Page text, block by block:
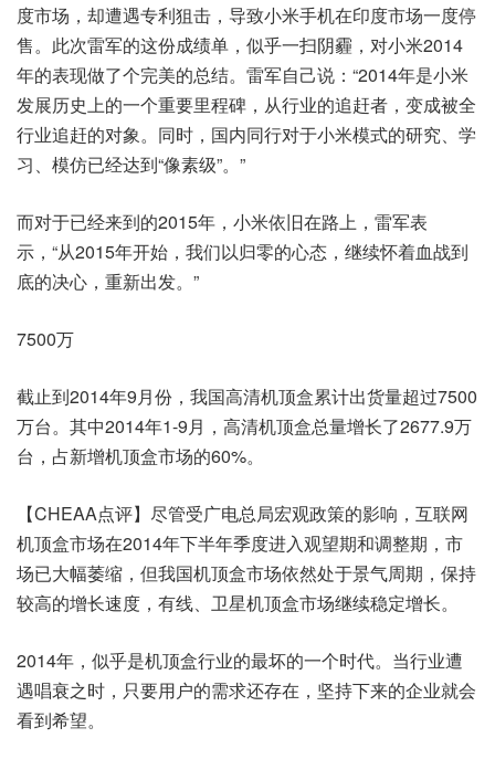
度市场，却遭遇专利狙击，导致小米手机在印度市场一度停
售。此次雷军的这份成绩单，似乎一扫阴霾，对小米2014
年的表现做了个完美的总结。雷军自己说：“2014年是小米
发展历史上的一个重要里程碑，从行业的追赶者，变成被全
行业追赶的对象。同时，国内同行对于小米模式的研究、学
习、模仿已经达到“像素级”。”
而对于已经来到的2015年，小米依旧在路上，雷军表
示，“从2015年开始，我们以归零的心态，继续怀着血战到
底的决心，重新出发。”
7500万
截止到2014年9月份，我国高清机顶盒累计出货量超过7500
万台。其中2014年1-9月，高清机顶盒总量增长了2677.9万
台，占新增机顶盒市场的60%。
【CHEAA点评】尽管受广电总局宏观政策的影响，互联网
机顶盒市场在2014年下半年季度进入观望期和调整期，市
场已大幅萎缩，但我国机顶盒市场依然处于景气周期，保持
较高的增长速度，有线、卫星机顶盒市场继续稳定增长。
2014年，似乎是机顶盒行业的最坏的一个时代。当行业遭
遇唱衰之时，只要用户的需求还存在，坚持下来的企业就会
看到希望。